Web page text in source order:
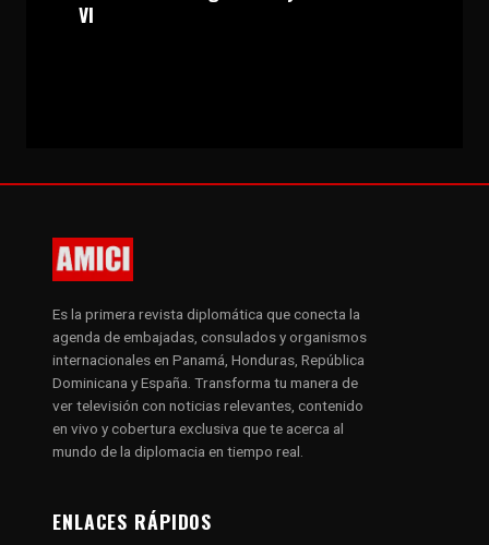
VI
Es la primera revista diplomática que conecta la
agenda de embajadas, consulados y organismos
internacionales en Panamá, Honduras, República
Dominicana y España. Transforma tu manera de
ver televisión con noticias relevantes, contenido
en vivo y cobertura exclusiva que te acerca al
mundo de la diplomacia en tiempo real.
ENLACES RÁPIDOS